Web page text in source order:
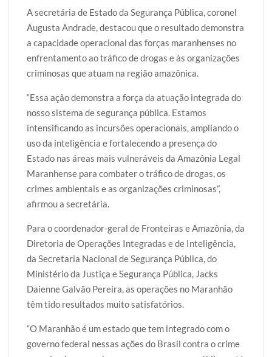
A secretária de Estado da Segurança Pública, coronel
Augusta Andrade, destacou que o resultado demonstra
a capacidade operacional das forças maranhenses no
enfrentamento ao tráfico de drogas e às organizações
criminosas que atuam na região amazônica.
“Essa ação demonstra a força da atuação integrada do
nosso sistema de segurança pública. Estamos
intensificando as incursões operacionais, ampliando o
uso da inteligência e fortalecendo a presença do
Estado nas áreas mais vulneráveis da Amazônia Legal
Maranhense para combater o tráfico de drogas, os
crimes ambientais e as organizações criminosas”,
afirmou a secretária.
Para o coordenador-geral de Fronteiras e Amazônia, da
Diretoria de Operações Integradas e de Inteligência,
da Secretaria Nacional de Segurança Pública, do
Ministério da Justiça e Segurança Pública, Jacks
Daienne Galvão Pereira, as operações no Maranhão
têm tido resultados muito satisfatórios.
“O Maranhão é um estado que tem integrado com o
governo federal nessas ações do Brasil contra o crime